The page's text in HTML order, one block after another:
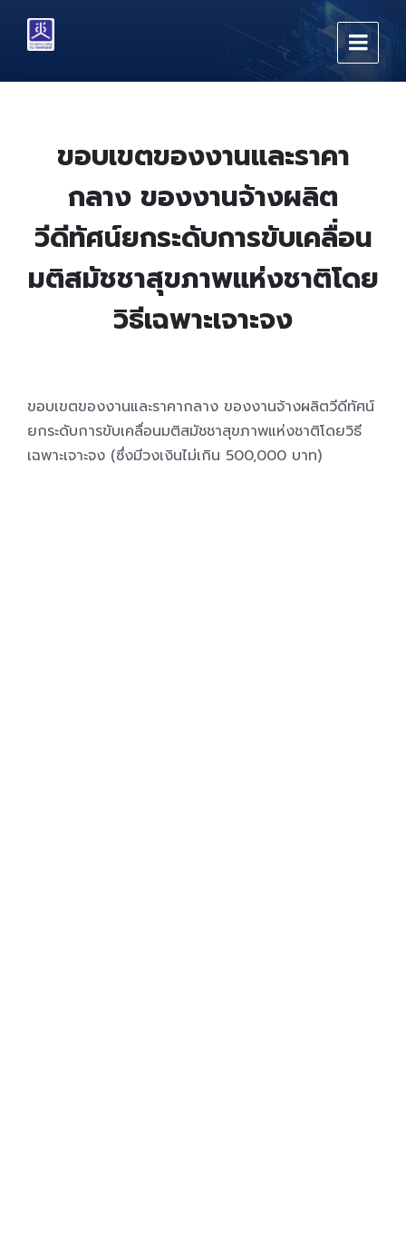
content
main
footer
ขอบเขตของงานและราคา
กลาง ของงานจ้างผลิต
วีดีทัศน์ยกระดับการขับเคลื่อน
มติสมัชชาสุขภาพแห่งชาติโดย
วิธีเฉพาะเจาะจง
ขอบเขตของงานและราคากลาง ของงานจ้างผลิตวีดีทัศน์
ยกระดับการขับเคลื่อนมติสมัชชาสุขภาพแห่งชาติโดยวิธี
เฉพาะเจาะจง (ซึ่งมีวงเงินไม่เกิน 500,000 บาท)